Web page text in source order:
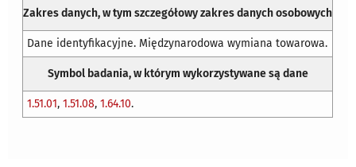
Zakres danych, w tym szczegółowy zakres danych osobowych
Dane identyfikacyjne. Międzynarodowa wymiana towarowa.
Symbol badania, w którym wykorzystywane są dane
1.51.01,1.51.08,1.64.10.